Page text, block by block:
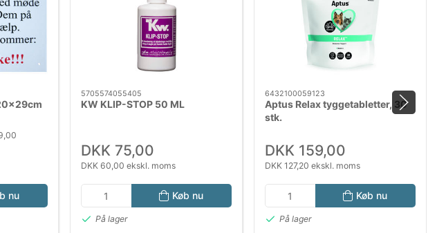
nu
5705574055405
KW KLIP-STOP 50 ML
DKK 75,00
DKK 60,00 ekskl. moms
Køb nu
På lager
6432100059123
Aptus Relax tyggetabletter, 30
stk.
DKK 159,00
DKK 127,20 ekskl. moms
Køb nu
På lager